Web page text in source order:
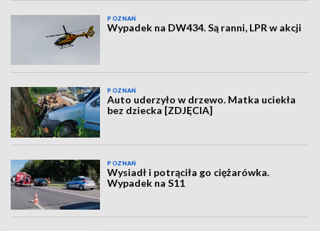
POZNAŃ
Wypadek na DW434. Są ranni, LPR w akcji
POZNAŃ
Auto uderzyło w drzewo. Matka uciekła
bez dziecka [ZDJĘCIA]
POZNAŃ
Wysiadł i potrąciła go ciężarówka.
Wypadek na S11